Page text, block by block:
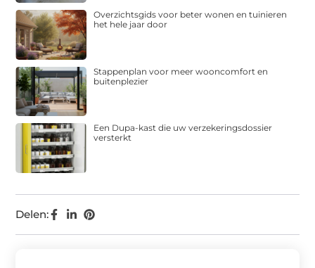
Delen:
Overzichtsgids voor beter wonen en tuinieren
het hele jaar door
Stappenplan voor meer wooncomfort en
buitenplezier
Een Dupa-kast die uw verzekeringsdossier
versterkt